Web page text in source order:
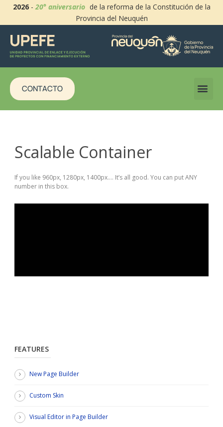
2026-20° aniversario de la reforma de la Constitución de la
Provincia del Neuquén
CONTACTO
Scalable Container
If you like 960px, 1280px, 1400px…. It’s all good. You can put ANY
number in this box.
FEATURES
New Page Builder
Custom Skin
Visual Editor in Page Builder